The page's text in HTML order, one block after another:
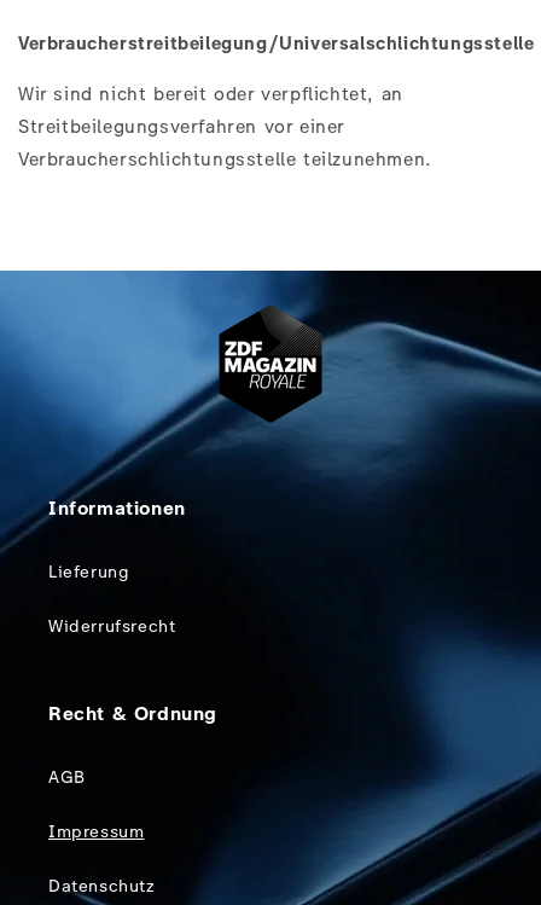
Verbraucherstreitbeilegung/Universalschlichtungsstelle
Wir sind nicht bereit oder verpflichtet, an
Streitbeilegungsverfahren vor einer
Verbraucherschlichtungsstelle teilzunehmen.
Informationen
Lieferung
Widerrufsrecht
Recht & Ordnung
AGB
Impressum
Datenschutz